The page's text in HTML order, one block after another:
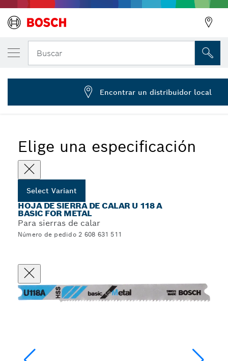
Buscar
... Hojas de sierra de calar U 118 A Basic for Metal
Elige una especificación
Select Variant
HOJA DE SIERRA DE CALAR U 118 A
BASIC FOR METAL
Para sierras de calar
Número de pedido 2 608 631 511
Hoja de sierra de calar U 118 A
2 608 631 511
Encontrar un distribuidor local